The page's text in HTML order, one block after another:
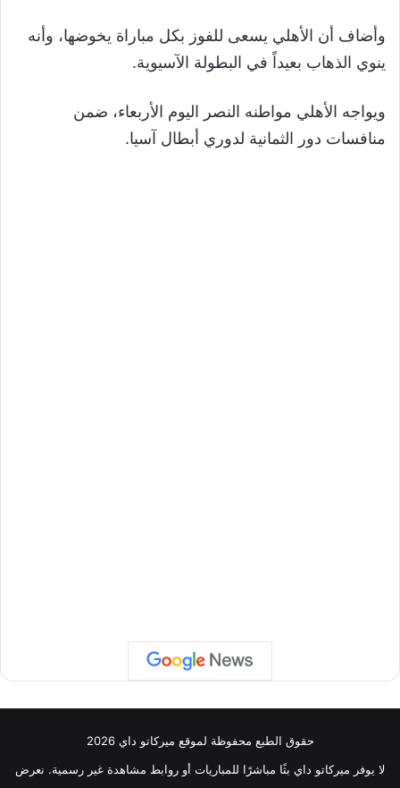
وأضاف أن الأهلي يسعى للفوز بكل مباراة يخوضها، وأنه
ينوي الذهاب بعيداً في البطولة الآسيوية.
ويواجه الأهلي مواطنه النصر اليوم الأربعاء، ضمن
منافسات دور الثمانية لدوري أبطال آسيا.
حقوق الطبع محفوظة لموقع ميركاتو داي 2026
لا يوفر ميركاتو داي بثًا مباشرًا للمباريات أو روابط مشاهدة غير رسمية. نعرض